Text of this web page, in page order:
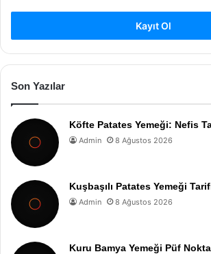
Kayıt Ol
Son Yazılar
Köfte Patates Yemeği: Nefis
Admin 8 Ağustos 2026
Kuşbaşılı Patates Yemeği
Admin 8 Ağustos 2026
Kuru Bamya Yemeği Püf